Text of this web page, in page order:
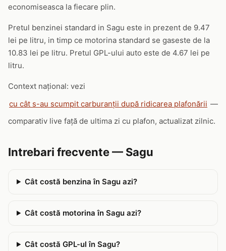
economiseasca la fiecare plin.
Pretul benzinei standard in Sagu este in prezent de 9.47
lei pe litru, in timp ce motorina standard se gaseste de la
10.83 lei pe litru. Pretul GPL-ului auto este de 4.67 lei pe
litru.
Context național: vezi
cu cât s-au scumpit carburanții după ridicarea plafonării —
comparativ live față de ultima zi cu plafon, actualizat zilnic.
Intrebari frecvente — Sagu
Cât costă benzina în Sagu azi?
Cât costă motorina în Sagu azi?
Cât costă GPL-ul în Sagu?